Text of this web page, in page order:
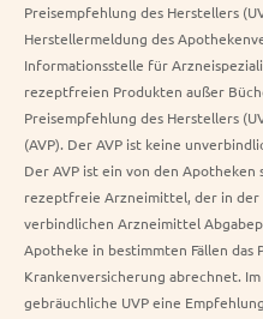
Preisempfehlung des Herstellers
Herstellermeldung des
Informationsstelle für
rezeptfreien Produkten außer
Preisempfehlung des Herstellers
(AVP). Der AVP ist keine
Der AVP ist ein von den
rezeptfreie Arzneimittel, der in der
verbindlichen Arzneimittel
Apotheke in bestimmten Fällen
Krankenversicherung abrechnet.
gebräuchliche UVP eine